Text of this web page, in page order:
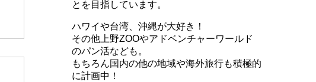
とを目指しています。
ハワイや台湾、沖縄が大好き！
その他上野ZOOやアドベンチャーワールド
のパン活なども。
もちろん国内の他の地域や海外旅行も積極的
に計画中！